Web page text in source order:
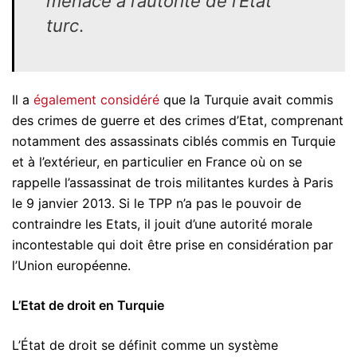
turc.
Il a également considéré que la Turquie avait commis
des crimes de guerre et des crimes d’Etat, comprenant
notamment des assassinats ciblés commis en Turquie
et à l’extérieur, en particulier en France où on se
rappelle l’assassinat de trois militantes kurdes à Paris
le 9 janvier 2013. Si le TPP n’a pas le pouvoir de
contraindre les Etats, il jouit d’une autorité morale
incontestable qui doit être prise en considération par
l’Union européenne.
L’Etat de droit en Turquie
L’État de droit se définit comme un système